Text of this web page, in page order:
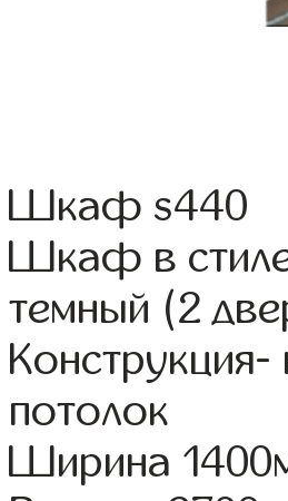
Шкаф s440
Шкаф в
темный (2
потолок
Ширина